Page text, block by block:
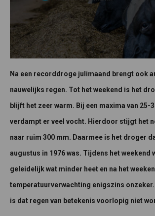
Na een recorddroge julimaand brengt ook
nauwelijks regen. Tot het weekend is het
blijft het zeer warm. Bij een maxima van 25-
verdampt er veel vocht. Hierdoor stijgt het
naar ruim 300 mm. Daarmee is het droger
augustus in 1976 was. Tijdens het weekend
geleidelijk wat minder heet en na het
temperatuurverwachting enigszins onzeker.
is dat regen van betekenis voorlopig niet